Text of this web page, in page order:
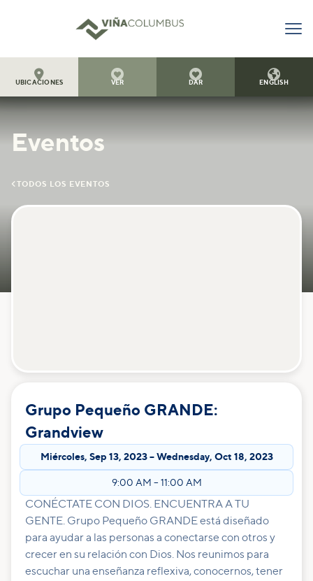

UBICACIONES

VER

DAR

ENGLISH
Eventos
TODOS LOS EVENTOS
Grupo Pequeño GRANDE:
Grandview
Miércoles, Sep 13, 2023– Wednesday, Oct 18, 2023
9:00 AM – 11:00 AM
CONÉCTATE CON DIOS. ENCUENTRA A TU
GENTE. Grupo Pequeño GRANDE está diseñado
para ayudar a las personas a conectarse con otros y
crecer en su relación con Dios. Nos reunimos para
escuchar una enseñanza reflexiva, conocernos, tener